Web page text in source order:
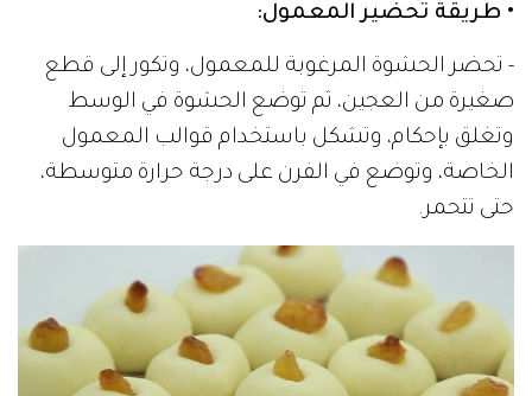
• طريقة تحضير المعمول:
- تحضر الحشوة المرغوبة للمعمول، وتكور إلى قطع
صغيرة من العجين، ثم توضع الحشوة في الوسط
وتغلق بإحكام، وتشكل باستخدام قوالب المعمول
الخاصة، وتوضع في الفرن على درجة حرارة متوسطة،
حتى تتحمر.